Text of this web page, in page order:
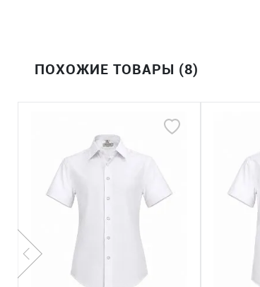
ПОХОЖИЕ ТОВАРЫ (8)